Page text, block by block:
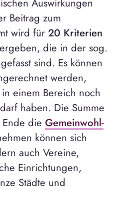
Auswirkungen
Beitrag zum
wird für 20 Kriterien
die in der sog.
sind. Es können
werden,
einem Bereich noch
haben. Die Summe
die Gemeinwohl-
können sich
auch Vereine,
Einrichtungen,
Städte und